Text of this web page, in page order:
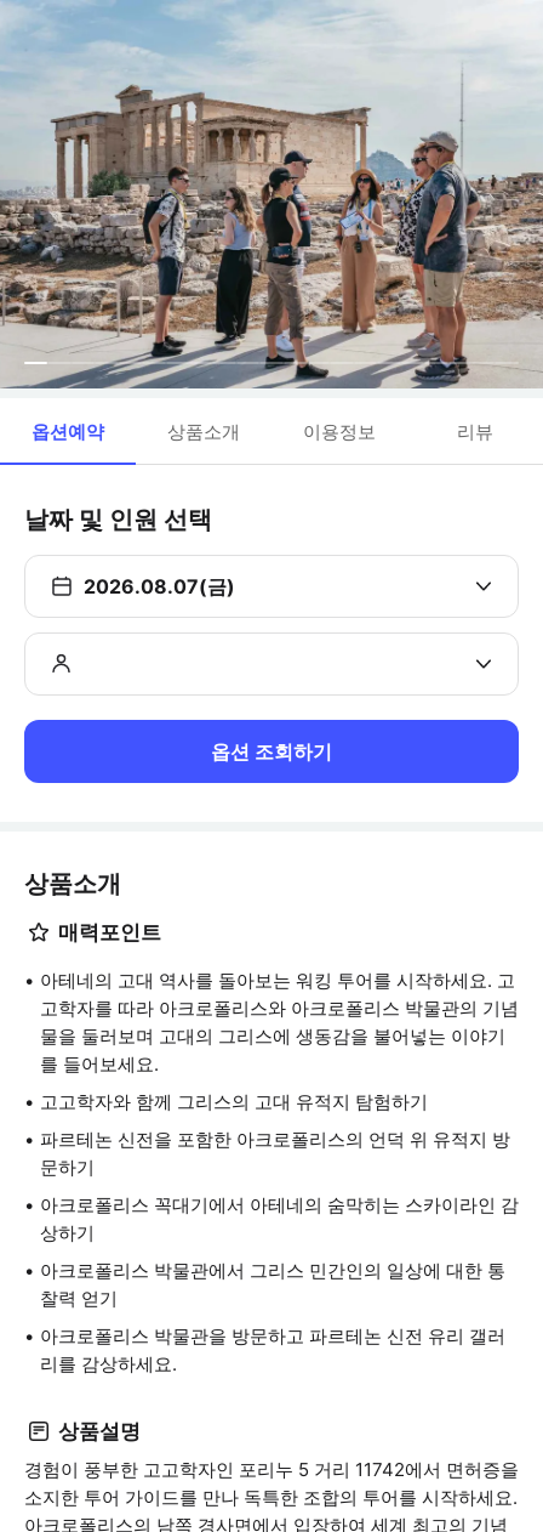
옵션예약 상품소개 이용정보 리뷰
날짜 및 인원 선택
2026.08.07(금)
옵션 조회하기
상품소개
매력포인트
아테네의 고대 역사를 돌아보는 워킹 투어를 시작하세요. 고
고학자를 따라 아크로폴리스와 아크로폴리스 박물관의 기념
물을 둘러보며 고대의 그리스에 생동감을 불어넣는 이야기
를 들어보세요.
고고학자와 함께 그리스의 고대 유적지 탐험하기
파르테논 신전을 포함한 아크로폴리스의 언덕 위 유적지 방
문하기
아크로폴리스 꼭대기에서 아테네의 숨막히는 스카이라인 감
상하기
아크로폴리스 박물관에서 그리스 민간인의 일상에 대한 통
찰력 얻기
아크로폴리스 박물관을 방문하고 파르테논 신전 유리 갤러
리를 감상하세요.
상품설명
경험이 풍부한 고고학자인 포리누 5 거리 11742에서 면허증을
소지한 투어 가이드를 만나 독특한 조합의 투어를 시작하세요.
아크로폴리스의 남쪽 경사면에서 입장하여 세계 최고의 기념